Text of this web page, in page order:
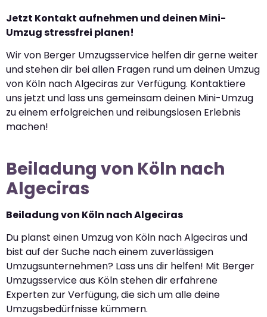
Jetzt Kontakt aufnehmen und deinen Mini-
Umzug stressfrei planen!
Wir von Berger Umzugsservice helfen dir gerne weiter
und stehen dir bei allen Fragen rund um deinen Umzug
von Köln nach Algeciras zur Verfügung. Kontaktiere
uns jetzt und lass uns gemeinsam deinen Mini-Umzug
zu einem erfolgreichen und reibungslosen Erlebnis
machen!
Beiladung von Köln nach
Algeciras
Beiladung von Köln nach Algeciras
Du planst einen Umzug von Köln nach Algeciras und
bist auf der Suche nach einem zuverlässigen
Umzugsunternehmen? Lass uns dir helfen! Mit Berger
Umzugsservice aus Köln stehen dir erfahrene
Experten zur Verfügung, die sich um alle deine
Umzugsbedürfnisse kümmern.